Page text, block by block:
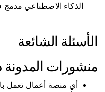
الذكاء الاصطناعي
الأسئلة الشائعة
منشورات المدونة
أي منصة أعمال تعمل